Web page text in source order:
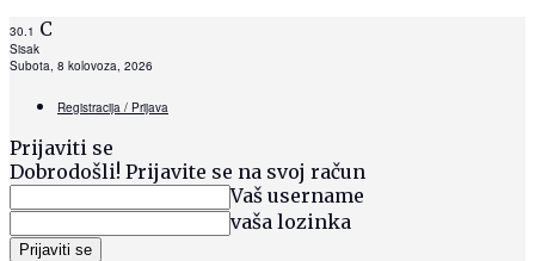
30.1 C
Sisak
Subota, 8 kolovoza, 2026
Registracija / Prijava
Prijaviti se
Dobrodošli! Prijavite se na svoj račun
Vaš username
vaša lozinka